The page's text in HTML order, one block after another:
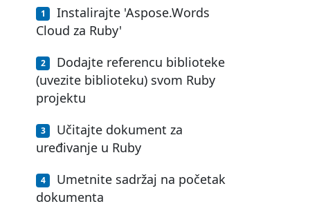
Instalirajte 'Aspose.Words
Cloud za Ruby'
Dodajte referencu biblioteke
(uvezite biblioteku) svom Ruby
projektu
Učitajte dokument za
uređivanje u Ruby
Umetnite sadržaj na početak
dokumenta